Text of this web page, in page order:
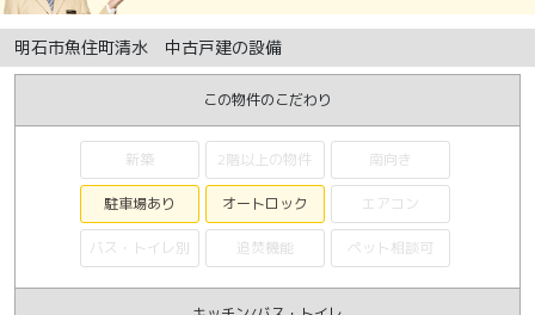
明石市魚住町清水 中古戸建の設備
この物件のこだわり
新築 2階以上の物件 南向き
駐車場あり オートロック エアコン
バス・トイレ別 追焚機能 ペット相談可